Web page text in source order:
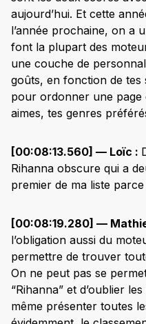
aujourd’hui. Et cette
l’année prochaine, on a
font la plupart des
une couche de
goûts, en fonction de tes
pour ordonner une
aimes, tes genres
[00:08:13.560] — Loïc :
Rihanna obscure qui a
premier de ma liste
[00:08:19.280] —
l’obligation aussi du
permettre de trouver
On ne peut pas se
“Rihanna” et d’oublier
même présenter toutes